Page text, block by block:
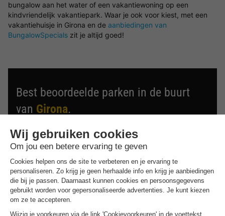
bungalow aan het water of een vakantiewoning op een
kindvriendelijk vakantiepark. Waar je ook voor kiest, met een
vakantiehuisje in Girona en de aanbiedingen van
BungalowSpecials zit je altijd goed!
Best beoordeelde parken in de buurt
van Girona.
Ontdek de selectie van parken in de buurt van Girona die
door onze gasten als beste zijn beoordeeld